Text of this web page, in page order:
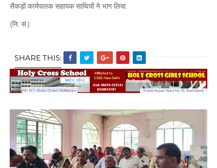
सैकड़ों कार्यपालक सहायक साथियों ने भाग लिया.
(नि. सं.)
SHARE THIS: